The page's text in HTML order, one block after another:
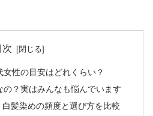
次
性の目安はどれくらい？
？実はみんなも悩んでいます
髪染めの頻度と選び方を比較